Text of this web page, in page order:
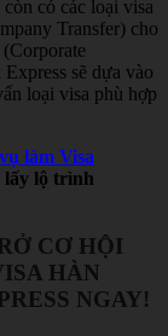
có các loại visa
Transfer) cho
sẽ dựa vào
loại visa phù hợp
làm Visa
lấy lộ trình
CƠ HỘI
HÀN
NGAY!